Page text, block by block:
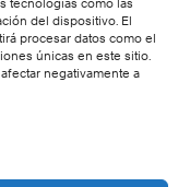
tecnologías como las
del dispositivo. El
procesar datos como el
únicas en este sitio.
negativamente a